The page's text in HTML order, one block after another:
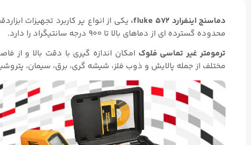
دماسنج اینفرارد fluke ۵۷۲،
یکی از انواع پر کاربرد تجهیزات
محدوده گسترده ای از دماهای بالا تا ۹۰۰ درجه سانتیگراد را دارد.
ترمومتر غیر تماسی فلوک امکان اندازه گیری با دقت بالا و
مختلف از جمله پالایش و ذوب فلز، شیشه گری، برق، سیمان،